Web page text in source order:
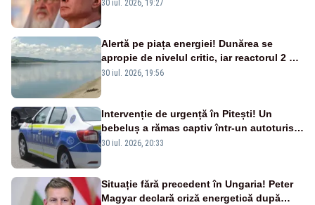
30 iul. 2026, 19:27
Alertă pe piața energiei! Dunărea se
apropie de nivelul critic, iar reactorul 2 de
la Cernavodă ar putea fi oprit
30 iul. 2026, 19:56
Intervenție de urgență în Pitești! Un
bebeluș a rămas captiv într-un autoturism
din cauza unei defecțiuni
30 iul. 2026, 20:33
Situație fără precedent în Ungaria! Peter
Magyar declară criză energetică după